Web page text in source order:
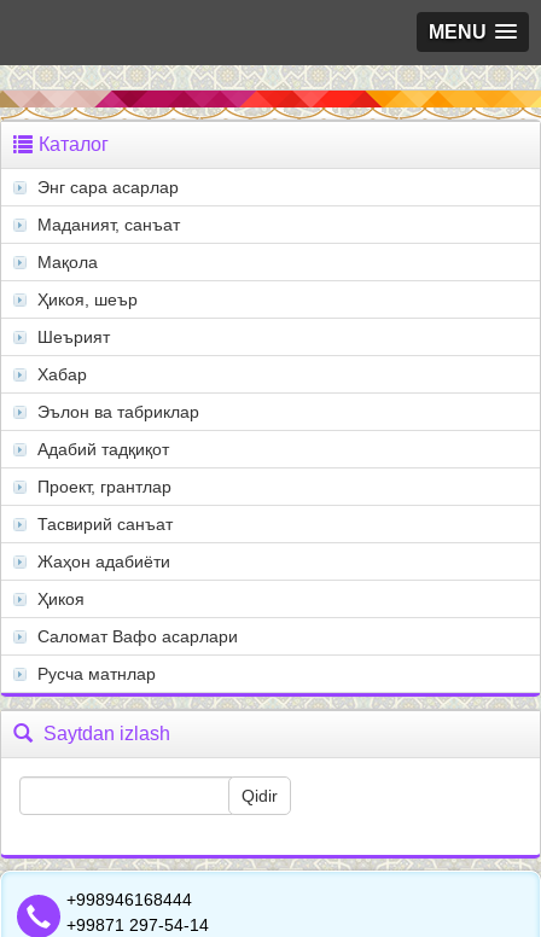
MENU
Каталог
Энг сара асарлар
Маданият, санъат
Мақола
Ҳикоя, шеър
Шеърият
Хабар
Эълон ва табриклар
Адабий тадқиқот
Проект, грантлар
Тасвирий санъат
Жаҳон адабиёти
Ҳикоя
Саломат Вафо асарлари
Русча матнлар
Saytdan izlash
+998946168444
+99871 297-54-14